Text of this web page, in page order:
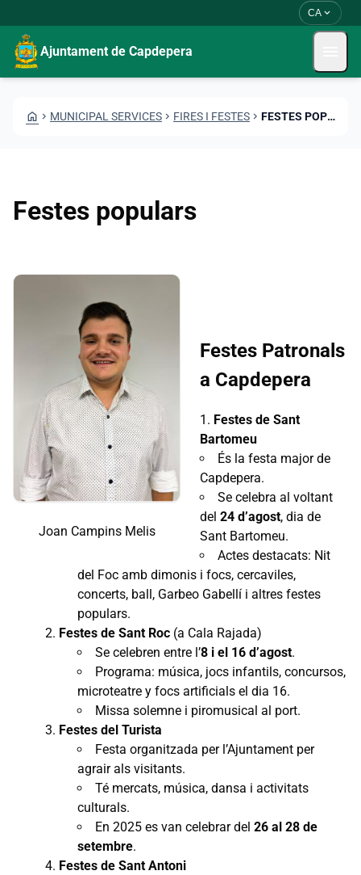
CA expand_more
Ajuntament de Capdepera
HOME CHEVRON_RIGHT MUNICIPAL SERVICES CHEVRON_RIGHT FIRES I FESTES CHEVRON_RIGHT FESTES POPULARS
Festes populars
Joan Campins Melis
Festes Patronals
a Capdepera
Festes de Sant
Bartomeu
És la festa major de
Capdepera.
Se celebra al voltant
del 24 d’agost, dia de
Sant Bartomeu.
Actes destacats: Nit
del Foc amb dimonis i focs, cercaviles,
concerts, ball, Garbeo Gabellí i altres festes
populars.
Festes de Sant Roc (a Cala Rajada)
Se celebren entre l’8 i el 16 d’agost.
Programa: música, jocs infantils, concursos,
microteatre y focs artificials el dia 16.
Missa solemne i piromusical al port.
Festes del Turista
Festa organitzada per l’Ajuntament per
agrair als visitants.
Té mercats, música, dansa i activitats
culturals.
En 2025 es van celebrar del 26 al 28 de
setembre.
Festes de Sant Antoni